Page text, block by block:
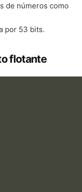
de números como
por 53 bits.
flotante